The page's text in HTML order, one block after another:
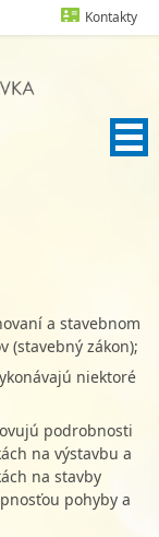
Kontakty
a stavebnom
(stavebný zákon);
niektoré
podrobnosti
na výstavbu a
na stavby
pohyby a